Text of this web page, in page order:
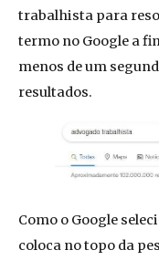
trabalhista para
termo no Google a
menos de um
resultados.
Como o Google
coloca no topo da